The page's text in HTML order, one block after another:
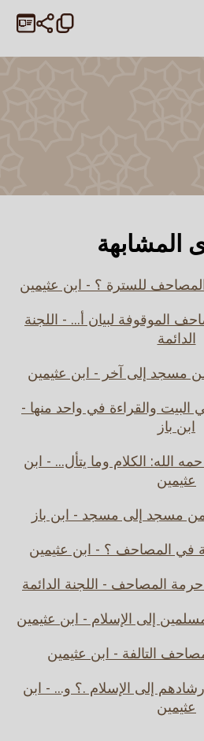
المشابهة
للسترة ؟ - ابن عثيمين
الموقوفة لبيان أ... - اللجنة
الدائمة
مسجد إلى آخر - ابن عثيمين
والقراءة في واحد منها -
ابن باز
الله: الكلام وما يتأل... - ابن
عثيمين
مسجد إلى مسجد - ابن باز
في المصاحف ؟ - ابن عثيمين
المصاحف - اللجنة الدائمة
إلى الإسلام - ابن عثيمين
التالفة - ابن عثيمين
إلى الإسلام .؟ و... - ابن
عثيمين